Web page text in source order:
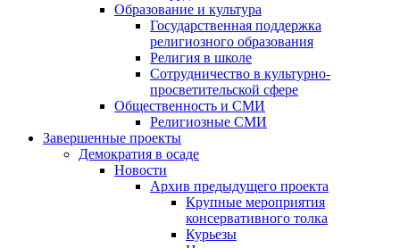
Образование и культура
Государственная поддержка
религиозного образования
Религия в школе
Сотрудничество в культурно-
просветительской сфере
Общественность и СМИ
Религиозные СМИ
Завершенные проекты
Демократия в осаде
Новости
Архив предыдущего проекта
Крупные мероприятия
консервативного толка
Курьезы